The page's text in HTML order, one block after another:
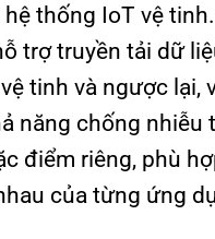
thống IoT vệ
trợ truyền tải dữ
tinh và ngược lại,
năng chống nhiễu
điểm riêng, phù
của từng ứng